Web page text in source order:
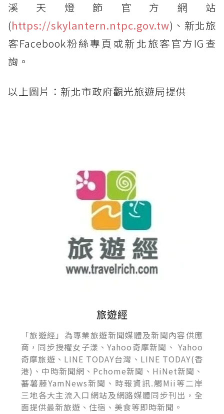
溪天燈節官方網站
(https://skylantern.ntpc.gov.tw)、新北旅
客Facebook粉絲專頁或新北旅客官方IG查
詢。
以上圖片：新北市政府觀光旅遊局提供
旅遊經
「旅遊經」為專業旅遊新聞媒體及新聞內容供應
商，同步授權女子漾、Yahoo奇摩新聞、 Yahoo
奇摩旅遊、LINE TODAY台灣、LINE TODAY(香
港)、中時新聞網、Pchome新聞、HiNet新聞、
蕃薯藤YamNews新聞、時報資訊.觸Mii等二岸
三地各大主流入口網站及網路媒體同步刊出，全
面提供最新旅遊、住宿、美食等即時新聞。